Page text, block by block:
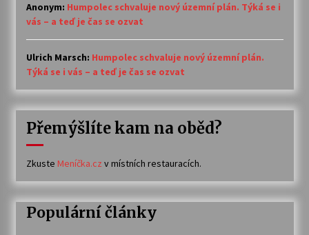
Anonym: Humpolec schvaluje nový územní plán. Týká se i
vás – a teď je čas se ozvat
Ulrich Marsch: Humpolec schvaluje nový územní plán.
Týká se i vás – a teď je čas se ozvat
Přemýšlíte kam na oběd?
Zkuste Meníčka.cz v místních restauracích.
Populární články